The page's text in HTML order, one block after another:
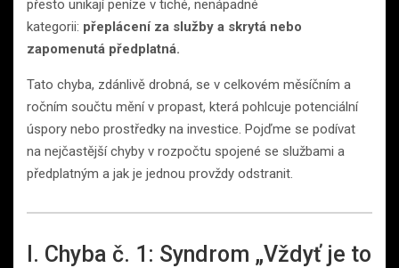
přesto unikají peníze v tiché, nenápadné
kategorii: přeplácení za služby a skrytá nebo
zapomenutá předplatná.
Tato chyba, zdánlivě drobná, se v celkovém měsíčním a
ročním součtu mění v propast, která pohlcuje potenciální
úspory nebo prostředky na investice. Pojďme se podívat
na nejčastější chyby v rozpočtu spojené se službami a
předplatným a jak je jednou provždy odstranit.
I. Chyba č. 1: Syndrom „Vždyť je to